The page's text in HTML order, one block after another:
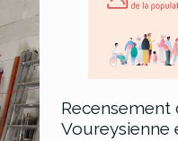
Voureysienne